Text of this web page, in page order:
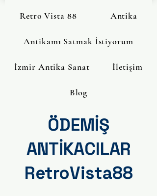
Retro Vista 88 Antika
Antikamı Satmak İstiyorum
İzmir Antika Sanat İletişim
Blog
ÖDEMİŞ
ANTİKACILAR
RetroVista88